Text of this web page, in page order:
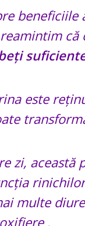
că
este
zi, această
multe
.